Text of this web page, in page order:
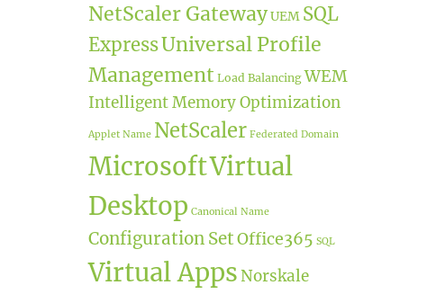
NetScaler GatewayUEM SQL
ExpressUniversal Profile
Management Load Balancing WEM
Intelligent Memory Optimization
Applet Name NetScaler Federated Domain
MicrosoftVirtual
Desktop Canonical Name
Configuration SetOffice365 SQL
Virtual AppsNorskale